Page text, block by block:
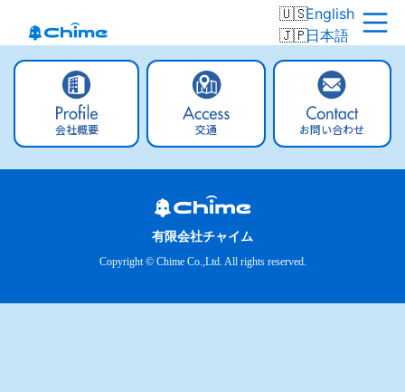
English
日本語
会社概要 交通 お問い合わせ
有限会社チャイム
Copyright © Chime Co.,Ltd. All rights reserved.